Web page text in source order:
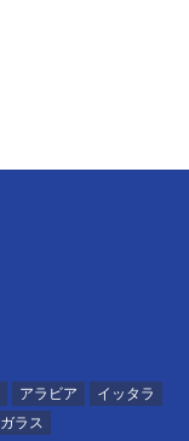
アラビア
イッタラ
ガラス